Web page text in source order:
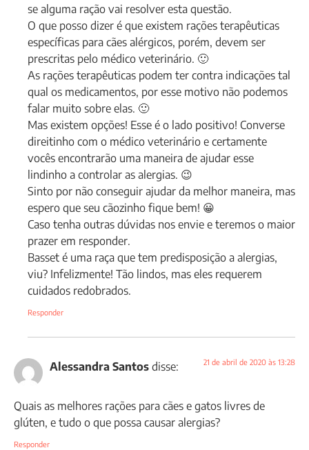
se alguma ração vai resolver esta questão.
O que posso dizer é que existem rações terapêuticas
específicas para cães alérgicos, porém, devem ser
prescritas pelo médico veterinário. 🙂
As rações terapêuticas podem ter contra indicações tal
qual os medicamentos, por esse motivo não podemos
falar muito sobre elas. 🙂
Mas existem opções! Esse é o lado positivo! Converse
direitinho com o médico veterinário e certamente
vocês encontrarão uma maneira de ajudar esse
lindinho a controlar as alergias. 😉
Sinto por não conseguir ajudar da melhor maneira, mas
espero que seu cãozinho fique bem! 😀
Caso tenha outras dúvidas nos envie e teremos o maior
prazer em responder.
Basset é uma raça que tem predisposição a alergias,
viu? Infelizmente! Tão lindos, mas eles requerem
cuidados redobrados.
Responder
Alessandra Santosdisse: 21 de abril de 2020 às 13:28
Quais as melhores rações para cães e gatos livres de
glúten, e tudo o que possa causar alergias?
Responder